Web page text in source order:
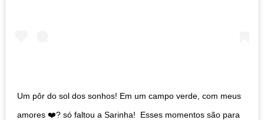
Um pôr do sol dos sonhos!⁣ Em um campo verde, com meus
amores ❤️? só faltou a Sarinha!⁣ ⁣ Esses momentos são para